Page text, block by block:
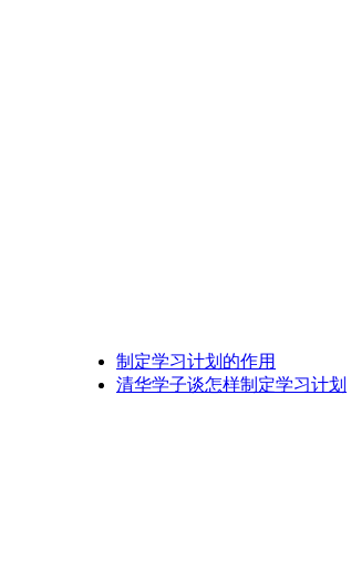
制定学习计划的作用
清华学子谈怎样制定学习计划